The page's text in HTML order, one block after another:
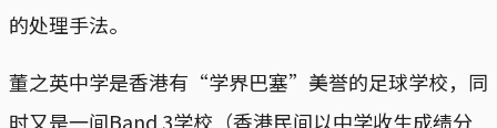
的处理手法。
董之英中学是香港有“学界巴塞”美誉的足球学校，同
时又是一间Band 3学校（香港民间以中学收生成绩分